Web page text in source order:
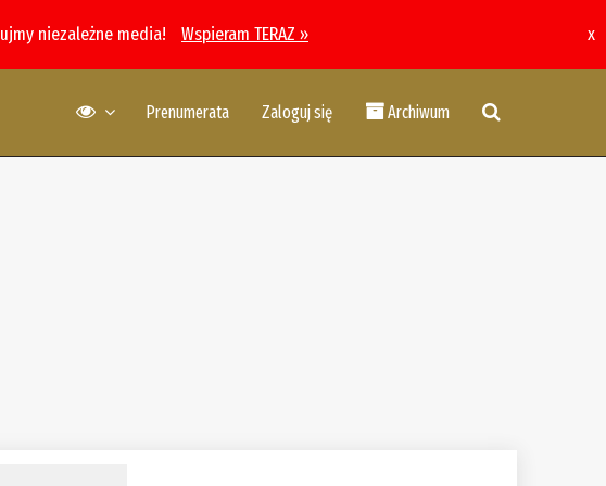
niezależne media! Wspieram TERAZ » x
Prenumerata Zaloguj się Archiwum